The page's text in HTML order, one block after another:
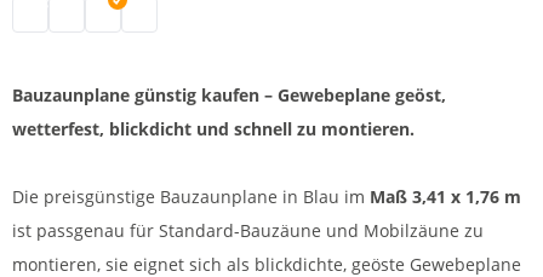
Sichtschutzplane mit Ösen | schwarz
Abdeckplane mit Ösen | weiß
Bauzaunplane günstig | blau
Plane Bauzaun | grün
Bauzaunplane günstig kaufen – Gewebeplane geöst,
wetterfest, blickdicht und schnell zu montieren.
Die preisgünstige Bauzaunplane in Blau im Maß 3,41 x 1,76 m
ist passgenau für Standard-Bauzäune und Mobilzäune zu
montieren, sie eignet sich als blickdichte, geöste Gewebeplane